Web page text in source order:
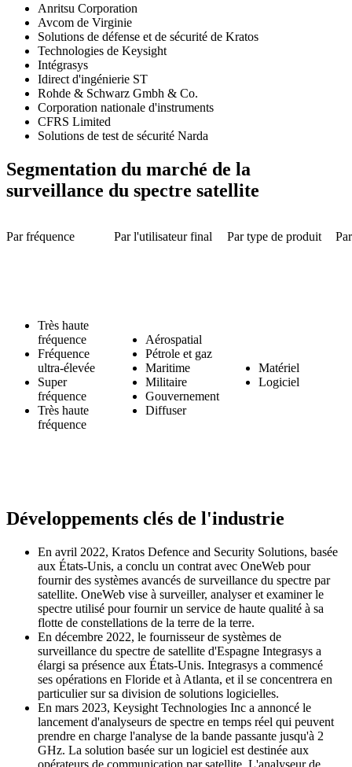
Anritsu Corporation
Avcom de Virginie
Solutions de défense et de sécurité de Kratos
Technologies de Keysight
Intégrasys
Idirect d'ingénierie ST
Rohde & Schwarz Gmbh & Co.
Corporation nationale d'instruments
CFRS Limited
Solutions de test de sécurité Narda
Segmentation du marché de la
surveillance du spectre satellite
Par fréquence Par l'utilisateur final Par type de produit
Très haute
fréquence
Fréquence
ultra-élevée
Super
fréquence
Très haute
fréquence
Aérospatial
Pétrole et gaz
Maritime
Militaire
Gouvernement
Diffuser
Matériel
Logiciel
Développements clés de l'industrie
En avril 2022, Kratos Defence and Security Solutions, basée
aux États-Unis, a conclu un contrat avec OneWeb pour
fournir des systèmes avancés de surveillance du spectre par
satellite. OneWeb vise à surveiller, analyser et examiner le
spectre utilisé pour fournir un service de haute qualité à sa
flotte de constellations de la terre de la terre.
En décembre 2022, le fournisseur de systèmes de
surveillance du spectre de satellite d'Espagne Integrasys a
élargi sa présence aux États-Unis. Integrasys a commencé
ses opérations en Floride et à Atlanta, et il se concentrera en
particulier sur sa division de solutions logicielles.
En mars 2023, Keysight Technologies Inc a annoncé le
lancement d'analyseurs de spectre en temps réel qui peuvent
prendre en charge l'analyse de la bande passante jusqu'à 2
GHz. La solution basée sur un logiciel est destinée aux
opérateurs de communication par satellite. L'analyseur de